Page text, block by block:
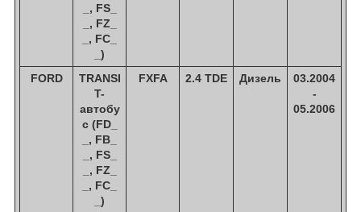
_, FS_
_, FZ_
_, FC_
_)
FORD
TRANSI
T-
автобу
с (FD_
_, FB_
_, FS_
_, FZ_
_, FC_
_)
FXFA 2.4 TDE Дизель
03.2004
-
05.2006